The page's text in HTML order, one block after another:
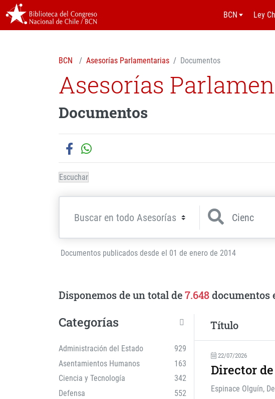
BCN Ley
BCN Asesorías Parlamentarias Documentos
Asesorías
Documentos
Escuchar
Documentos publicados desde el 01 de enero de 2014
Disponemos de un total de7.648documentos
Categorías
Administración del Estado
929
Asentamientos Humanos
163
Ciencia y Tecnología
342
Defensa
552
Título
22/07/2026
Director
Espinace Olguín,